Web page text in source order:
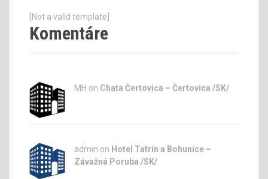
[Not a valid template]
Komentáre
MH on Chata Čertovica – Čertovica /SK/
admin on Hotel Tatrín a Bohunice –
Závažná Poruba /SK/